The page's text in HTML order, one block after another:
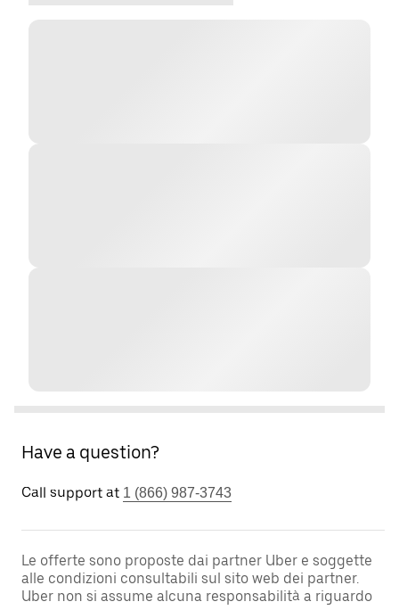
Have a question?
Call support at 1 (866) 987-3743
Le offerte sono proposte dai partner Uber e soggette
alle condizioni consultabili sul sito web dei partner.
Uber non si assume alcuna responsabilità a riguardo